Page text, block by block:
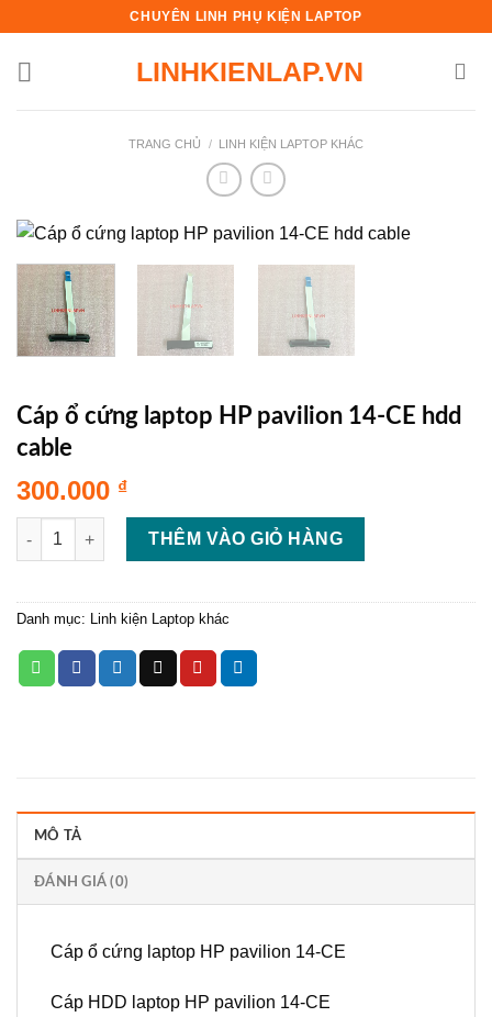
content
CHUYÊN LINH PHỤ KIỆN LAPTOP
LINHKIENLAP.VN
TRANG CHỦ / LINH KIỆN LAPTOP KHÁC
Cáp ổ cứng laptop HP pavilion 14-CE hdd
cable
300.000 ₫
Cáp ổ cứng laptop HP pavilion 14-CE hdd cable số lượng
THÊM VÀO GIỎ HÀNG
Danh mục: Linh kiện Laptop khác
MÔ TẢ
ĐÁNH GIÁ (0)
Cáp ổ cứng laptop HP pavilion 14-CE
Cáp HDD laptop HP pavilion 14-CE